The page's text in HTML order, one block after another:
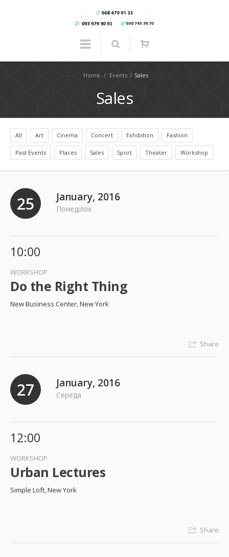
Home / Events / Sales
Sales
All Art Cinema Concert Exhibition Fashion
Past Events Places Sales Sport Theater Workshop
25 January, 2016
Понеділок
10:00
WORKSHOP
Do the Right Thing
New Business Center, New York
Share
27 January, 2016
Середа
12:00
WORKSHOP
Urban Lectures
Simple Loft, New York
Share